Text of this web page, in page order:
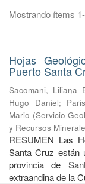
Mostrando ítems
Hojas
Puerto Santa
Sacomani, Liliana
Hugo Daniel;
Mario (Servicio
y Recursos
RESUMEN Las
Santa Cruz están
provincia de
extraandina de la